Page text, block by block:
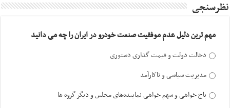
نظرسنجی
مهم ترین دلیل عدم موفقیت صنعت خودرو در ایران را چه می دانید
دخالت دولت و قیمت گذاری دستوری
مدیریت سیاسی و ناکارآمد
باج خواهی و سهم خواهی نماینده‌های مجلس و دیگر گروه ها